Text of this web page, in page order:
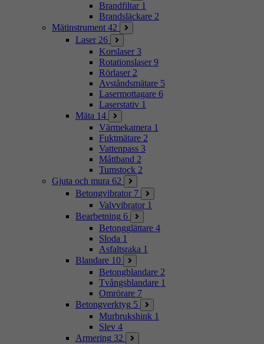
Brandfiltar 1
Brandsläckare 2
Mätinstrument 42
Laser 26
Korslaser 3
Rotationslaser 9
Rörlaser 2
Avståndsmätare 5
Lasermottagare 6
Laserstativ 1
Mäta 14
Värmekamera 1
Fuktmätare 2
Vattenpass 3
Måttband 2
Tumstock 2
Gjuta och mura 62
Betongvibrator 7
Valvvibrator 1
Bearbetning 6
Betongglättare 4
Sloda 1
Asfaltsraka 1
Blandare 10
Betongblandare 2
Tvångsblandare 1
Omrörare 7
Betongverktyg 5
Murbrukshink 1
Slev 4
Armering 32